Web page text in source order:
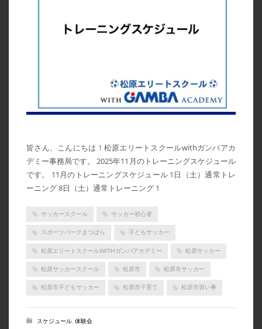
2021年3月
2021年1月
2020年12月
2020年11月
News
皆さん、こんにちは！松原エリートスクールwithガンバアカ
デミー事務局です。 2025年11月のトレーニングスケジュール
です。 11月のトレーニングスケジュール 1日（土）通常トレ
ーニング 8日（土）通常トレーニング 1
サッカースクール サッカー初心者
スポーツパークまつばら 子どもサッカー
松原エリートスクールWITHガンバアカデミー 松原サッカー
松原サッカースクール 松原市 松原市サッカー
松原市子どもサッカー 松原市子育て 松原市習い事
スケジュール 体験会